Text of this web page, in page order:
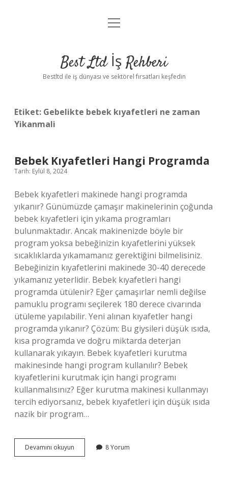
Anasayfa
Yasal Uyarı
menüyü
Best Ltd İş Rehberi
Bestltd ile iş dünyası ve sektörel fırsatları keşfedin
Etiket: Gebelikte bebek kıyafetleri ne zaman
Yikanmali
Bebek Kıyafetleri Hangi Programda
Tarih: Eylül 8, 2024
Bebek kıyafetleri makinede hangi programda
yıkanır? Günümüzde çamaşır makinelerinin çoğunda
bebek kıyafetleri için yıkama programları
bulunmaktadır. Ancak makinenizde böyle bir
program yoksa bebeğinizin kıyafetlerini yüksek
sıcaklıklarda yıkamamanız gerektiğini bilmelisiniz.
Bebeğinizin kıyafetlerini makinede 30-40 derecede
yıkamanız yeterlidir. Bebek kıyafetleri hangi
programda ütülenir? Eğer çamaşırlar nemli değilse
pamuklu programı seçilerek 180 derece civarında
ütüleme yapılabilir. Yeni alınan kıyafetler hangi
programda yıkanır? Çözüm: Bu giysileri düşük ısıda,
kısa programda ve doğru miktarda deterjan
kullanarak yıkayın. Bebek kıyafetleri kurutma
makinesinde hangi program kullanılır? Bebek
kıyafetlerini kurutmak için hangi programı
kullanmalısınız? Eğer kurutma makinesi kullanmayı
tercih ediyorsanız, bebek kıyafetleri için düşük ısıda
nazik bir program…
Devamını okuyun
Kıyafetleri
8 Yorum